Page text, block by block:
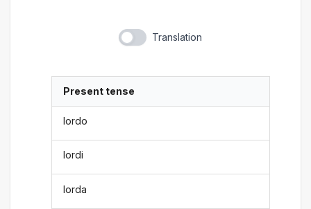
Translation
Present tense
lordo
lordi
lorda